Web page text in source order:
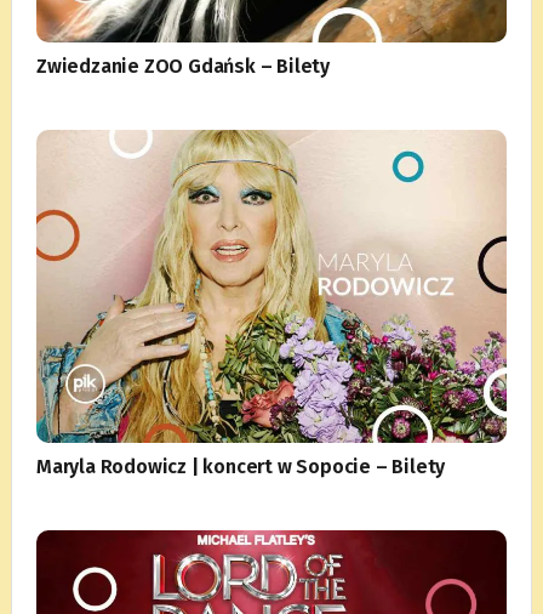
Zwiedzanie ZOO Gdańsk – Bilety
Maryla Rodowicz | koncert w Sopocie – Bilety